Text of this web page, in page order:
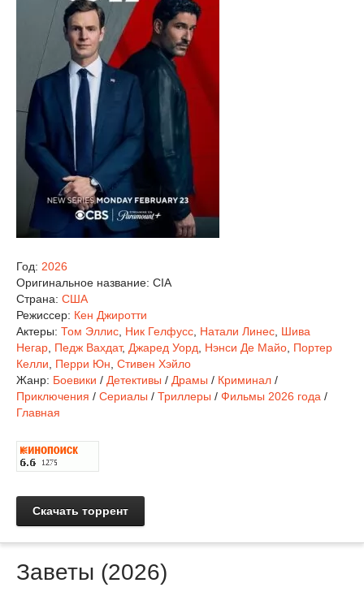
Год: 2026
Оригинальное название: CIA
Страна: США
Режиссер: Кен Джиротти
Актеры: Том Эллис Ник Гелфусс Натали Линес Шива
Негар Педж Вахдат, Джаред Уорд Нэнси Де Майо Портер
Келли
Перри Юн Стивен Хэйло
Жанр: Боевики / Детективы / Драмы / Криминал /
Приключения / Сериалы / Триллеры / Фильмы 2026 года /
Главная
Скачать торрент
Заветы (2026)